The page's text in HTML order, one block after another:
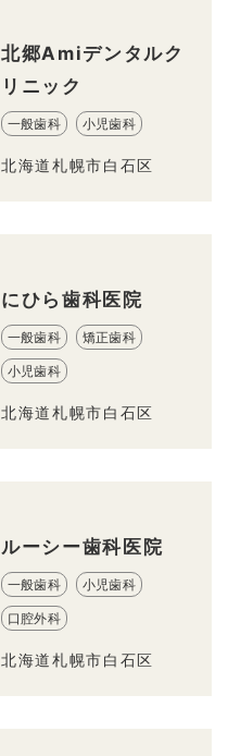
北郷Amiデンタルク
リニック
一般歯科 小児歯科
北海道札幌市白石区
にひら歯科医院
一般歯科 矯正歯科
小児歯科
北海道札幌市白石区
ルーシー歯科医院
一般歯科 小児歯科
口腔外科
北海道札幌市白石区